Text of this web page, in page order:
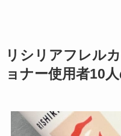
リシリアフレル
ョナー使用者10